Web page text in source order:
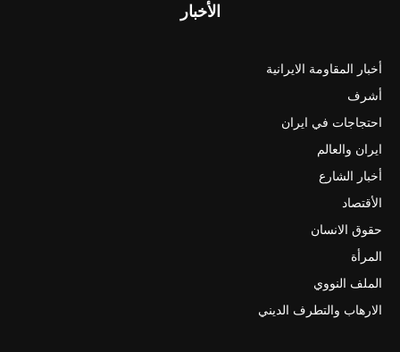
الأخبار
أخبار المقاومة الايرانية
أشرف
احتجاجات في ايران
ايران والعالم
أخبار الشارع
الأقتصاد
حقوق الانسان
المرأة
الملف النووي
الارهاب والتطرف الديني